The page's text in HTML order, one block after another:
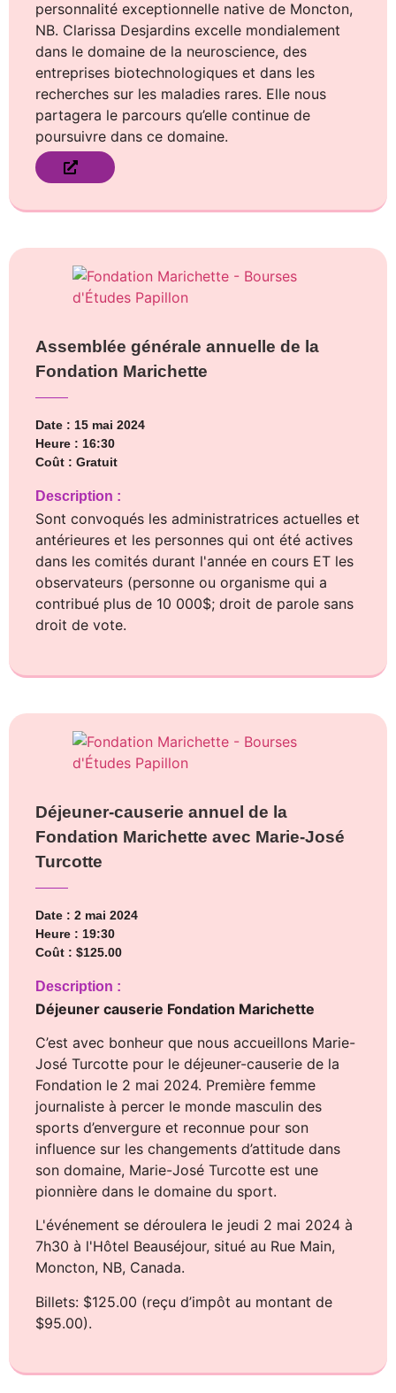
personnalité exceptionnelle native de Moncton,
NB. Clarissa Desjardins excelle mondialement
dans le domaine de la neuroscience, des
entreprises biotechnologiques et dans les
recherches sur les maladies rares. Elle nous
partagera le parcours qu’elle continue de
poursuivre dans ce domaine.
Assemblée générale annuelle de la
Fondation Marichette
Date : 15 mai 2024
Heure : 16:30
Coût : Gratuit
Description :
Sont convoqués les administratrices actuelles et
antérieures et les personnes qui ont été actives
dans les comités durant l'année en cours ET les
observateurs (personne ou organisme qui a
contribué plus de 10 000$; droit de parole sans
droit de vote.
Déjeuner-causerie annuel de la
Fondation Marichette avec Marie-José
Turcotte
Date : 2 mai 2024
Heure : 19:30
Coût : $125.00
Description :
Déjeuner causerie Fondation Marichette
C’est avec bonheur que nous accueillons Marie-
José Turcotte pour le déjeuner-causerie de la
Fondation le 2 mai 2024. Première femme
journaliste à percer le monde masculin des
sports d’envergure et reconnue pour son
influence sur les changements d’attitude dans
son domaine, Marie-José Turcotte est une
pionnière dans le domaine du sport.
L'événement se déroulera le jeudi 2 mai 2024 à
7h30 à l'Hôtel Beauséjour, situé au Rue Main,
Moncton, NB, Canada.
Billets: $125.00 (reçu d’impôt au montant de
$95.00).